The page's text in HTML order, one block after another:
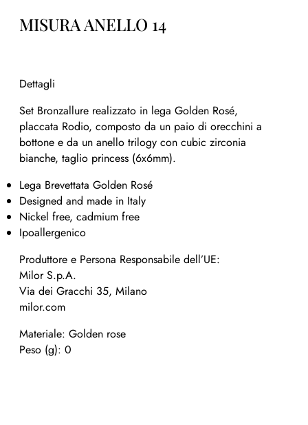
MISURA ANELLO 14
Dettagli
Set Bronzallure realizzato in lega Golden Rosé,
placcata Rodio, composto da un paio di orecchini a
bottone e da un anello trilogy con cubic zirconia
bianche, taglio princess (6x6mm).
Lega Brevettata Golden Rosé
Designed and made in Italy
Nickel free, cadmium free
Ipoallergenico
Produttore e Persona Responsabile dell’UE:
Milor S.p.A.
Via dei Gracchi 35, Milano
milor.com
Materiale: Golden rose
Peso (g): 0